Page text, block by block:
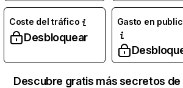
Coste del tráfico
Desbloquear
Gasto en
Descubre gratis más secretos de